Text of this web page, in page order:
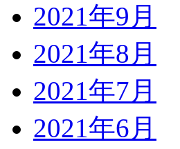
2021年9月
2021年8月
2021年7月
2021年6月